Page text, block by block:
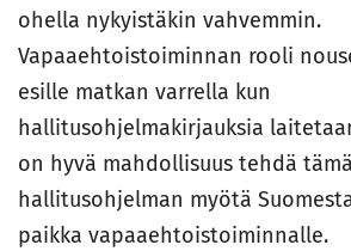
ohella nykyistäkin vahvemmin.
Vapaaehtoistoiminnan rooli
esille matkan varrella kun
hallitusohjelmakirjauksia
on hyvä mahdollisuus tehdä
hallitusohjelman myötä
paikka vapaaehtoistoiminnalle.